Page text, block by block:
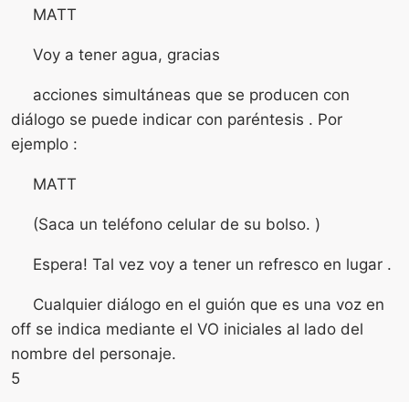
MATT
Voy a tener agua, gracias
acciones simultáneas que se producen con
diálogo se puede indicar con paréntesis . Por
ejemplo :
MATT
(Saca un teléfono celular de su bolso. )
Espera! Tal vez voy a tener un refresco en lugar .
Cualquier diálogo en el guión que es una voz en
off se indica mediante el VO iniciales al lado del
nombre del personaje.
5